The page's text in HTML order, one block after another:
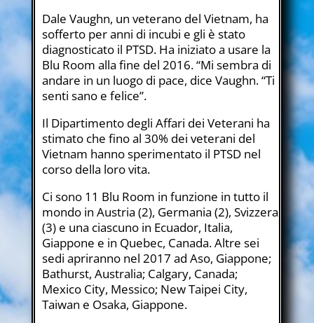
Dale Vaughn, un veterano del Vietnam, ha
sofferto per anni di incubi e gli è stato
diagnosticato il PTSD. Ha iniziato a usare la
Blu Room alla fine del 2016. “Mi sembra di
andare in un luogo di pace, dice Vaughn. “Ti
senti sano e felice”.
Il Dipartimento degli Affari dei Veterani ha
stimato che fino al 30% dei veterani del
Vietnam hanno sperimentato il PTSD nel
corso della loro vita.
Ci sono 11 Blu Room in funzione in tutto il
mondo in Austria (2), Germania (2), Svizzera
(3) e una ciascuno in Ecuador, Italia,
Giappone e in Quebec, Canada. Altre sei
sedi apriranno nel 2017 ad Aso, Giappone;
Bathurst, Australia; Calgary, Canada;
Mexico City, Messico; New Taipei City,
Taiwan e Osaka, Giappone.